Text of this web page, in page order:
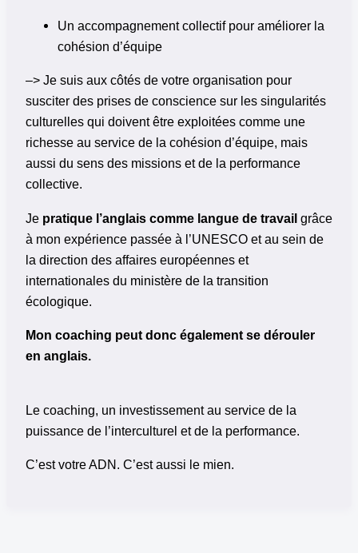
Un accompagnement collectif pour améliorer la
cohésion d’équipe
–> Je suis aux côtés de votre organisation pour
susciter des prises de conscience sur les singularités
culturelles qui doivent être exploitées comme une
richesse au service de la cohésion d’équipe, mais
aussi du sens des missions et de la performance
collective.
Je pratique l’anglais comme langue de travail grâce
à mon expérience passée à l’UNESCO et au sein de
la direction des affaires européennes et
internationales du ministère de la transition
écologique.
Mon coaching peut donc également se dérouler
en anglais.
Le coaching, un investissement au service de la
puissance de l’interculturel et de la performance.
C’est votre ADN. C’est aussi le mien.